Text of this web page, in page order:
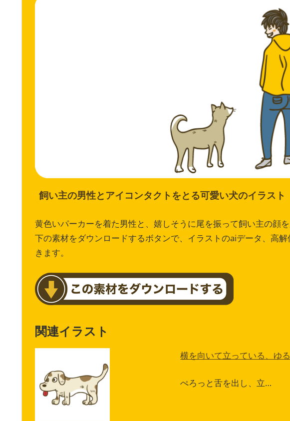
飼い主の男性とアイコンタクトをとる可愛い犬のイラスト
黄色いパーカーを着た男性と、嬉しそうに尾を振って飼い主の顔
下の素材をダウンロードするボタンで、イラストのaiデータ、高
きます。
関連イラスト
横を向いて立っている、ゆ
ぺろっと舌を出し、立…